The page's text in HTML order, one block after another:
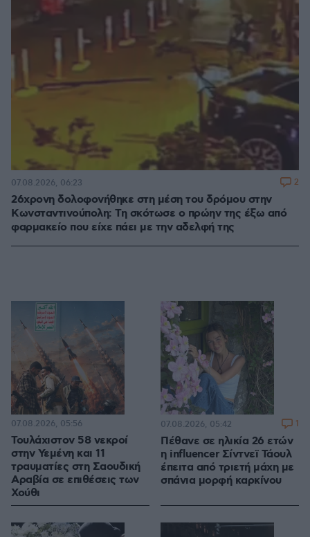
26χρονη δολοφονήθηκε στη μέση του δρόμου στην
Κωνσταντινούπολη: Τη σκότωσε ο πρώην της έξω από
φαρμακείο που είχε πάει με την αδελφή της
07.08.2026, 06:23 2
Τουλάχιστον 58 νεκροί
στην Υεμένη και 11
τραυματίες στη Σαουδική
Αραβία σε επιθέσεις των
Χούθι
07.08.2026, 05:56
Πέθανε σε ηλικία 26 ετών
η influencer Σίντνεϊ Τάουλ
έπειτα από τριετή μάχη με
σπάνια μορφή καρκίνου
07.08.2026, 05:42 1